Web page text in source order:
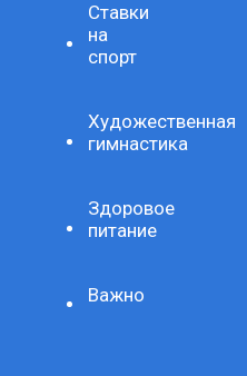
Ставки
на
спорт
Художественная
гимнастика
Здоровое
питание
Важно